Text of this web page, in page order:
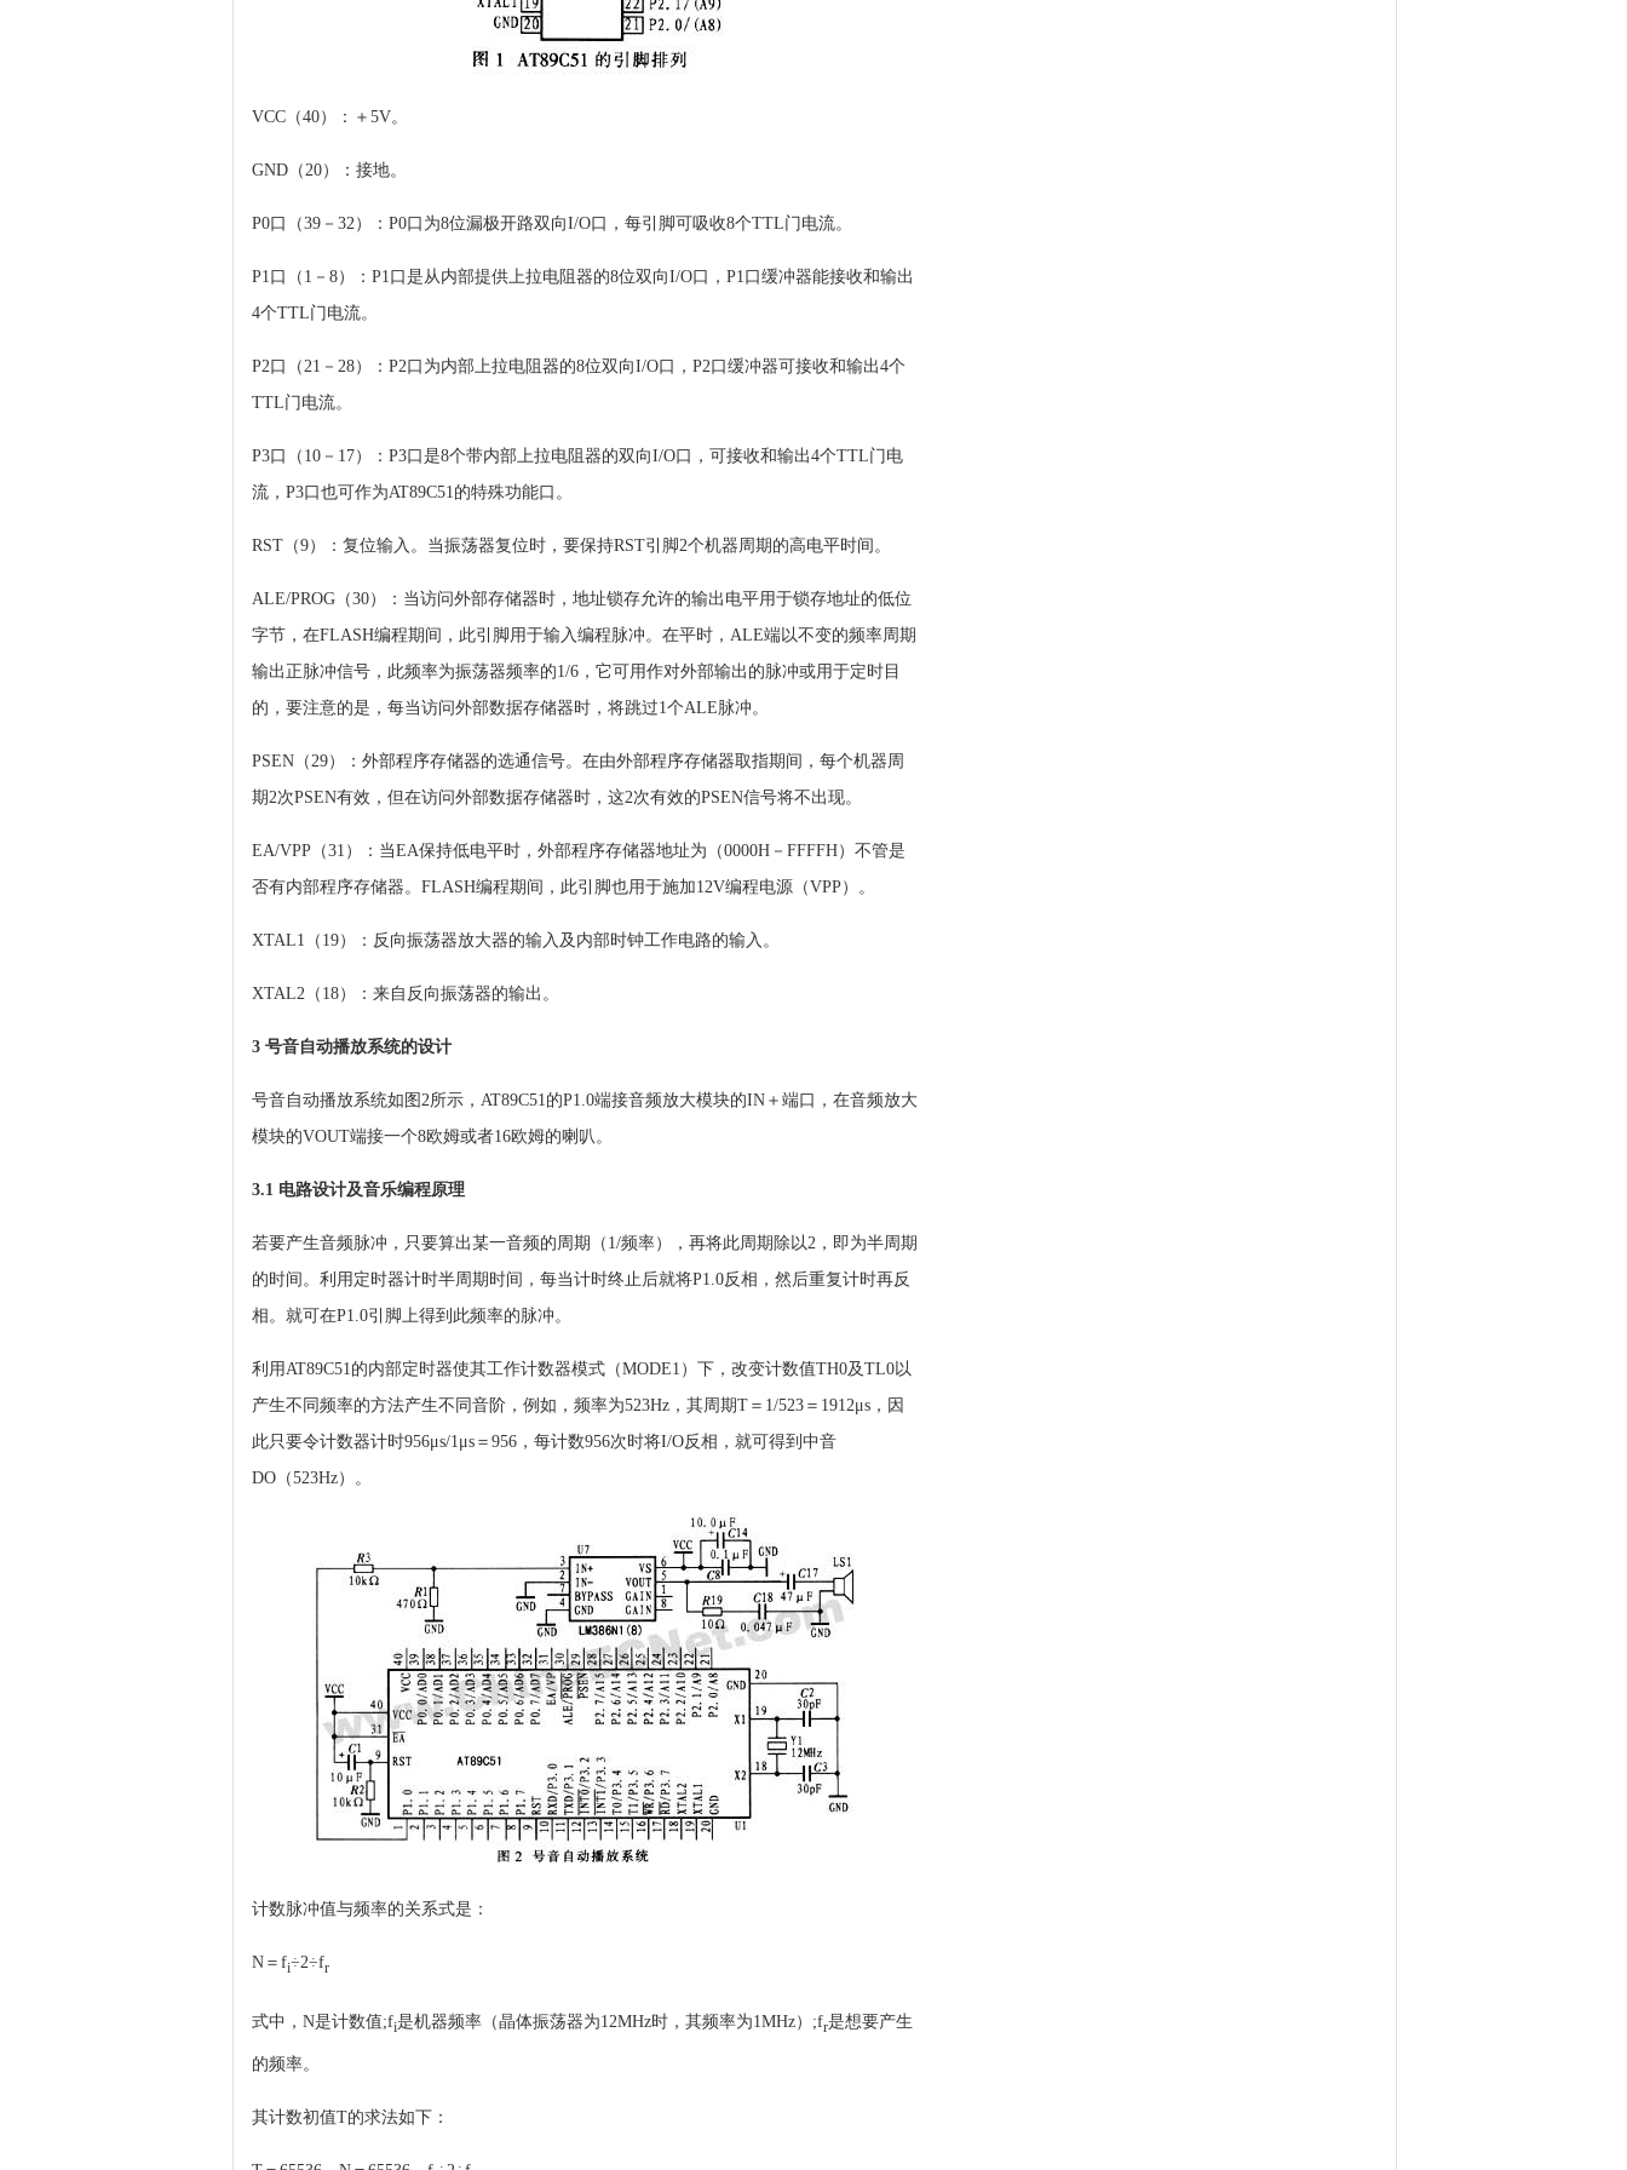
VCC（40）：＋5V。
GND（20）：接地。
P0口（39－32）：P0口为8位漏极开路双向I/O口，每引脚可吸收8个TTL门电流。
P1口（1－8）：P1口是从内部提供上拉电阻器的8位双向I/O口，P1口缓冲器能接收和输出
4个TTL门电流。
P2口（21－28）：P2口为内部上拉电阻器的8位双向I/O口，P2口缓冲器可接收和输出4个
TTL门电流。
P3口（10－17）：P3口是8个带内部上拉电阻器的双向I/O口，可接收和输出4个TTL门电
流，P3口也可作为AT89C51的特殊功能口。
RST（9）：复位输入。当振荡器复位时，要保持RST引脚2个机器周期的高电平时间。
ALE/PROG（30）：当访问外部存储器时，地址锁存允许的输出电平用于锁存地址的低位
字节，在FLASH编程期间，此引脚用于输入编程脉冲。在平时，ALE端以不变的频率周期
输出正脉冲信号，此频率为振荡器频率的1/6，它可用作对外部输出的脉冲或用于定时目
的，要注意的是，每当访问外部数据存储器时，将跳过1个ALE脉冲。
PSEN（29）：外部程序存储器的选通信号。在由外部程序存储器取指期间，每个机器周
期2次PSEN有效，但在访问外部数据存储器时，这2次有效的PSEN信号将不出现。
EA/VPP（31）：当EA保持低电平时，外部程序存储器地址为（0000H－FFFFH）不管是
否有内部程序存储器。FLASH编程期间，此引脚也用于施加12V编程电源（VPP）。
XTAL1（19）：反向振荡器放大器的输入及内部时钟工作电路的输入。
XTAL2（18）：来自反向振荡器的输出。
3 号音自动播放系统的设计
号音自动播放系统如图2所示，AT89C51的P1.0端接音频放大模块的IN＋端口，在音频放大
模块的VOUT端接一个8欧姆或者16欧姆的喇叭。
3.1 电路设计及音乐编程原理
若要产生音频脉冲，只要算出某一音频的周期（1/频率），再将此周期除以2，即为半周期
的时间。利用定时器计时半周期时间，每当计时终止后就将P1.0反相，然后重复计时再反
相。就可在P1.0引脚上得到此频率的脉冲。
利用AT89C51的内部定时器使其工作计数器模式（MODE1）下，改变计数值TH0及TL0以
产生不同频率的方法产生不同音阶，例如，频率为523Hz，其周期T＝1/523＝1912μs，因
此只要令计数器计时956μs/1μs＝956，每计数956次时将I/O反相，就可得到中音
DO（523Hz）。
计数脉冲值与频率的关系式是：
N＝fi÷2÷fr
式中，N是计数值;fi是机器频率（晶体振荡器为12MHz时，其频率为1MHz）;fr是想要产生
的频率。
其计数初值T的求法如下：